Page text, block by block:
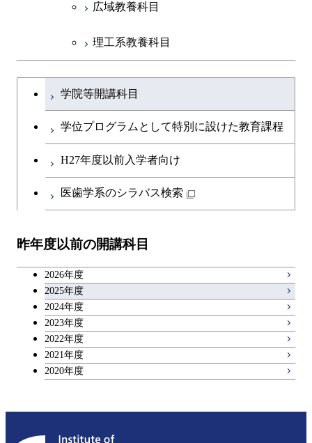
広域教養科目
理工系教養科目
学士課程を切り替える
学院等開講科目
学位プログラムとして特別に設けた教育課程
H27年度以前入学者向け
医歯学系のシラバス検索
昨年度以前の開講科目
2026年度
2025年度
2024年度
2023年度
2022年度
2021年度
2020年度